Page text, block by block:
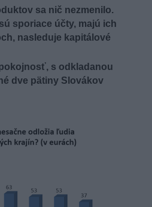
sa nič nezmenilo.
sporiace účty, majú ich
nasleduje kapitálové
s odkladanou
dve pätiny Slovákov